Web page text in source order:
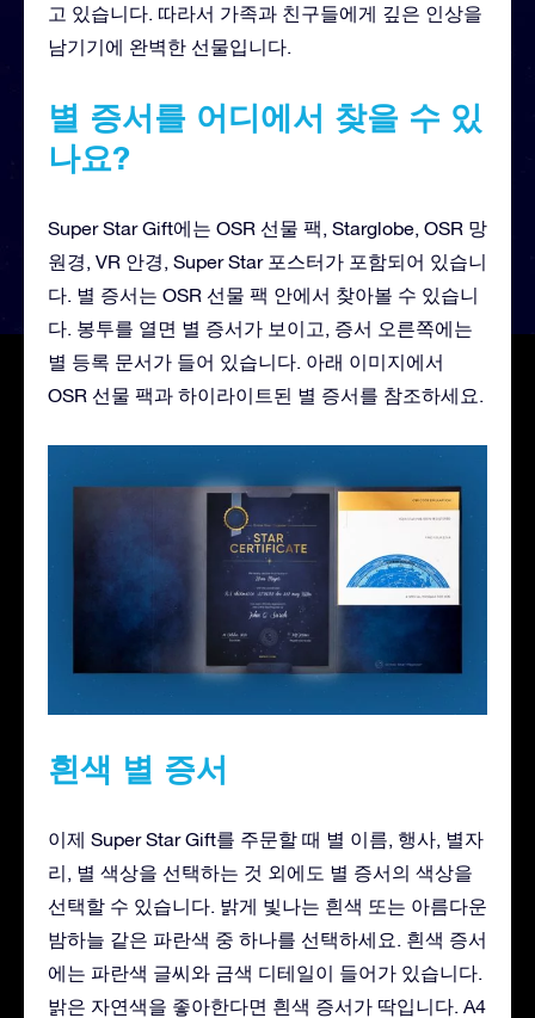
고 있습니다. 따라서 가족과 친구들에게 깊은 인상을
남기기에 완벽한 선물입니다.
별 증서를 어디에서 찾을 수 있
나요?
Super Star Gift에는 OSR 선물 팩, Starglobe, OSR 망
원경, VR 안경, Super Star 포스터가 포함되어 있습니
다. 별 증서는 OSR 선물 팩 안에서 찾아볼 수 있습니
다. 봉투를 열면 별 증서가 보이고, 증서 오른쪽에는
별 등록 문서가 들어 있습니다. 아래 이미지에서
OSR 선물 팩과 하이라이트된 별 증서를 참조하세요.
흰색 별 증서
이제 Super Star Gift를 주문할 때 별 이름, 행사, 별자
리, 별 색상을 선택하는 것 외에도 별 증서의 색상을
선택할 수 있습니다. 밝게 빛나는 흰색 또는 아름다운
밤하늘 같은 파란색 중 하나를 선택하세요. 흰색 증서
에는 파란색 글씨와 금색 디테일이 들어가 있습니다.
밝은 자연색을 좋아한다면 흰색 증서가 딱입니다. A4